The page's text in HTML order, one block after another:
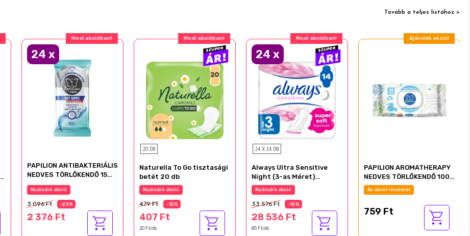
Tovább a teljes listához >
Most akcióban!
24 x
PAPILION ANTIBAKTERIÁLIS
NEDVES TÖRLŐKENDŐ 15
LAPOS
Nyárzáró akció
3 096 Ft -23%
2 376 Ft
Most akcióban!
20 DB
Naturella To Go tisztasági
betét 20 db
Nyárzáró akció
479 Ft -15%
407 Ft
20 Ft/db
Most akcióban!
24 x
24 X 14 DB
Always Ultra Sensitive
Night (3-as Méret)
Egészségügyi Betét, 14 db
Nyárzáró akció
33 576 Ft -15%
28 536 Ft
85 Ft/db
Ajándék akció!
PAPILION AROMATHERAPY
NEDVES TÖRLŐKENDŐ 100
LAPOS KUPAKOS
Az akció részletei
759 Ft